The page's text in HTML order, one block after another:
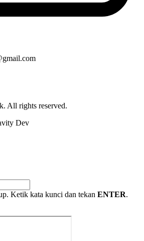
All rights reserved.
Dev
Ketik kata kunci dan tekan ENTER.